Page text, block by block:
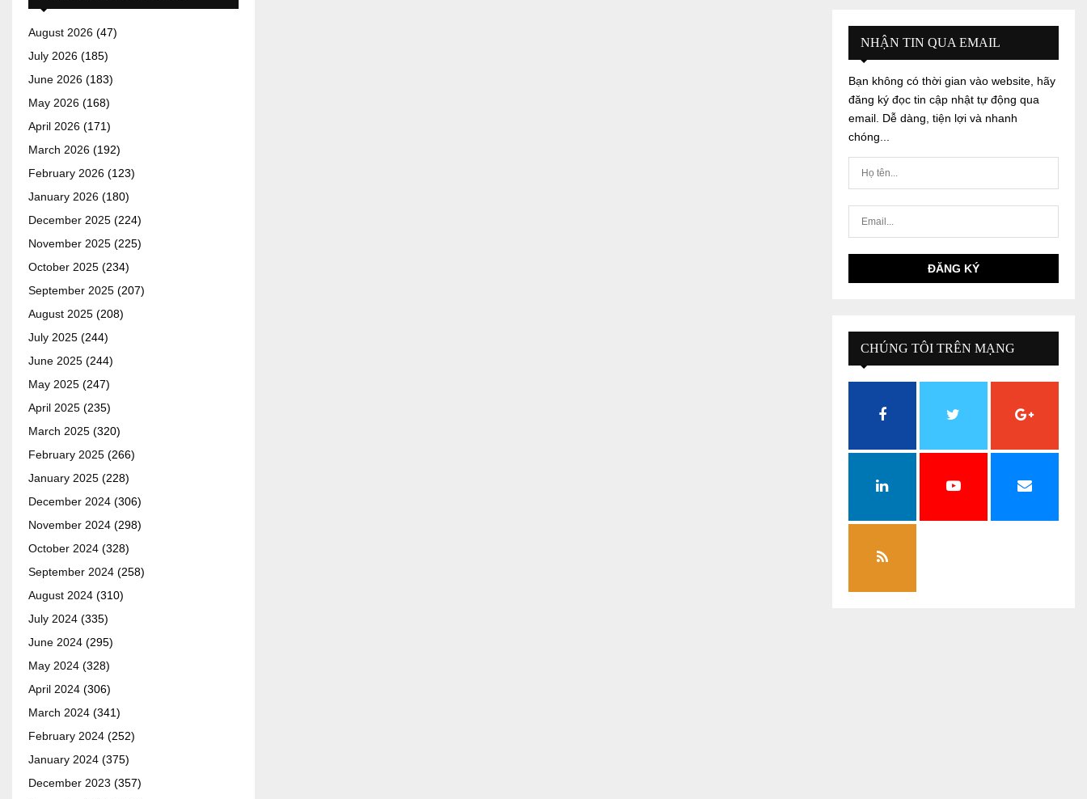
August 2026 (47)
July 2026 (185)
June 2026 (183)
May 2026 (168)
April 2026 (171)
March 2026 (192)
February 2026 (123)
January 2026 (180)
December 2025 (224)
November 2025 (225)
October 2025 (234)
September 2025 (207)
August 2025 (208)
July 2025 (244)
June 2025 (244)
May 2025 (247)
April 2025 (235)
March 2025 (320)
February 2025 (266)
January 2025 (228)
December 2024 (306)
November 2024 (298)
October 2024 (328)
September 2024 (258)
August 2024 (310)
July 2024 (335)
June 2024 (295)
May 2024 (328)
April 2024 (306)
March 2024 (341)
February 2024 (252)
January 2024 (375)
December 2023 (357)
NHẬN TIN QUA EMAIL
Bạn không có thời gian vào website, hãy
đăng ký đọc tin cập nhật tự động qua
email. Dễ dàng, tiện lợi và nhanh
chóng...
CHÚNG TÔI TRÊN MẠNG
XÃ HỘI